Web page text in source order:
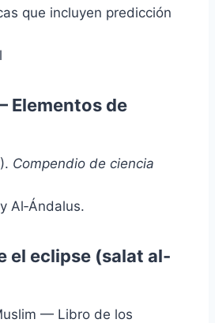
que incluyen predicción
Elementos de
Compendio de ciencia
Al‑Ándalus.
el eclipse (salat al-
— Libro de los